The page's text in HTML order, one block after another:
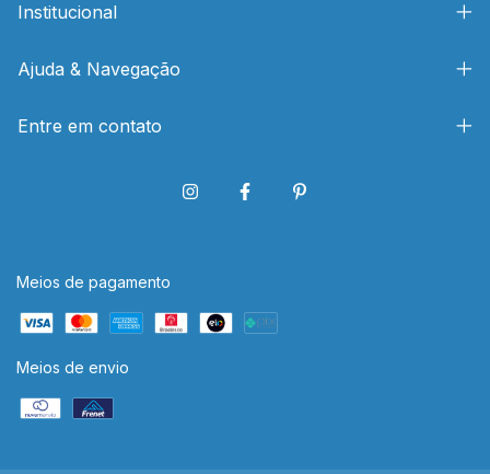
Institucional
Ajuda & Navegação
Entre em contato
Meios de pagamento
Meios de envio